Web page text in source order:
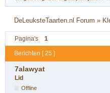
DeLeuksteTaarten.nl Forum »
Pagina's 1
Berichten [ 25 ]
7alawyat
Lid
Offline